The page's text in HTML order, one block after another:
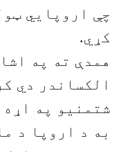
چې اروپايي
کړي.
همدې ته په
الکساندر دي
شتمنیو په
به د اروپا د